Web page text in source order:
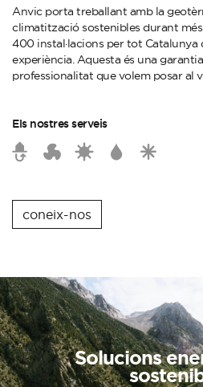
Anvic porta treballant amb la
climatització sostenibles durant més
400 instal·lacions per tot Catalunya
experiència. Aquesta és una
professionalitat que volem posar al
Els nostres serveis
coneix-nos
Solucions